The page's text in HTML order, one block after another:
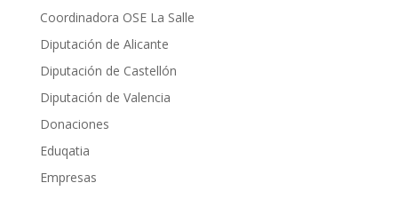
Coordinadora OSE La Salle
Diputación de Alicante
Diputación de Castellón
Diputación de Valencia
Donaciones
Eduqatia
Empresas